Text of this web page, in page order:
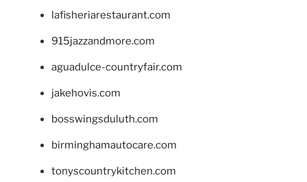
lafisheriarestaurant.com
915jazzandmore.com
aguadulce-countryfair.com
jakehovis.com
bosswingsduluth.com
birminghamautocare.com
tonyscountrykitchen.com